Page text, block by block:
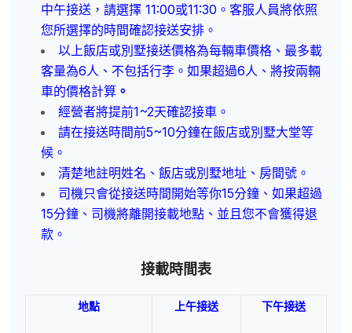
中午接送，請選擇 11:00或11:30。客服人員將依照
您所選擇的時間確認接送安排。
以上飯店或別墅接送價格為每輛車價格、最多載
客量為6人、不包括行李。如果超過6人、將按兩輛
車的價格計算 。
經營者將提前1~2天確認接車。
請在接送時間前5~10分鐘在飯店或別墅大堂等
候。
清楚地註明姓名、飯店或別墅地址、房間號。
司機只會從接送時間開始等你15分鐘、如果超過
15分鐘、司機將離開接載地點、並且您不會獲得退
款。
接載時間表
地點 上午接送 下午接送